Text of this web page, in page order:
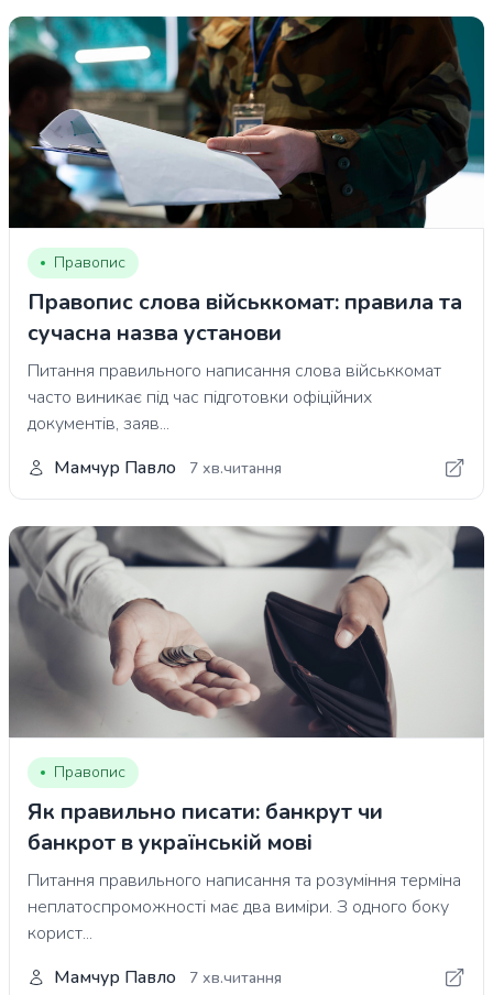
Правопис
Правопис слова військкомат: правила та
сучасна назва установи
Питання правильного написання слова військкомат
часто виникає під час підготовки офіційних
документів, заяв...
Мамчур Павло
7 хв.читання
Правопис
Як правильно писати: банкрут чи
банкрот в українській мові
Питання правильного написання та розуміння терміна
неплатоспроможності має два виміри. З одного боку
корист...
Мамчур Павло
7 хв.читання